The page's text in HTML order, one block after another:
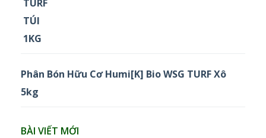
Phân Bón Hữu Cơ Humi[K] Bio WSG TURF Xô
5kg
BÀI VIẾT MỚI